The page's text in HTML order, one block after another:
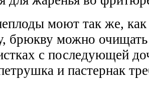
моют так же,
брюкву можно
с последующей
и пастернак